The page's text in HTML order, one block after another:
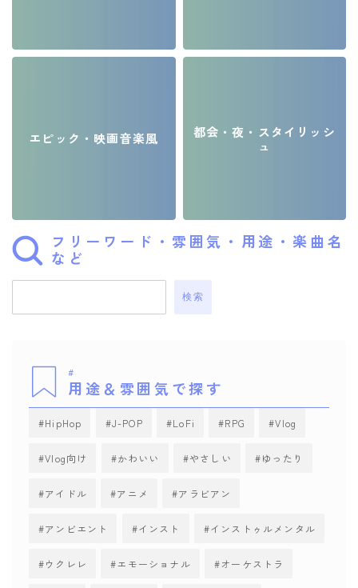
エピック・映画音楽風
都会・夜・スタイリッシ
ュ
フリーワード・雰囲気・用途・楽曲名
など
検索
#
用途＆雰囲気で探す
HipHop J-POP LoFi RPG Vlog
Vlog向け かわいい やさしい ゆったり
アイドル アニメ アラビアン
アンビエント インスト インストゥルメンタル
ウクレレ エモーショナル オーケストラ